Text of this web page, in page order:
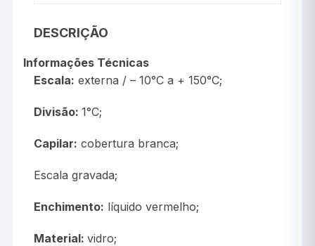
DESCRIÇÃO
Informações Técnicas
Escala: externa / – 10°C a + 150°C;
Divisão:1°C;
Capilar: cobertura branca;
Escala gravada;
Enchimento: líquido vermelho;
Material:vidro;